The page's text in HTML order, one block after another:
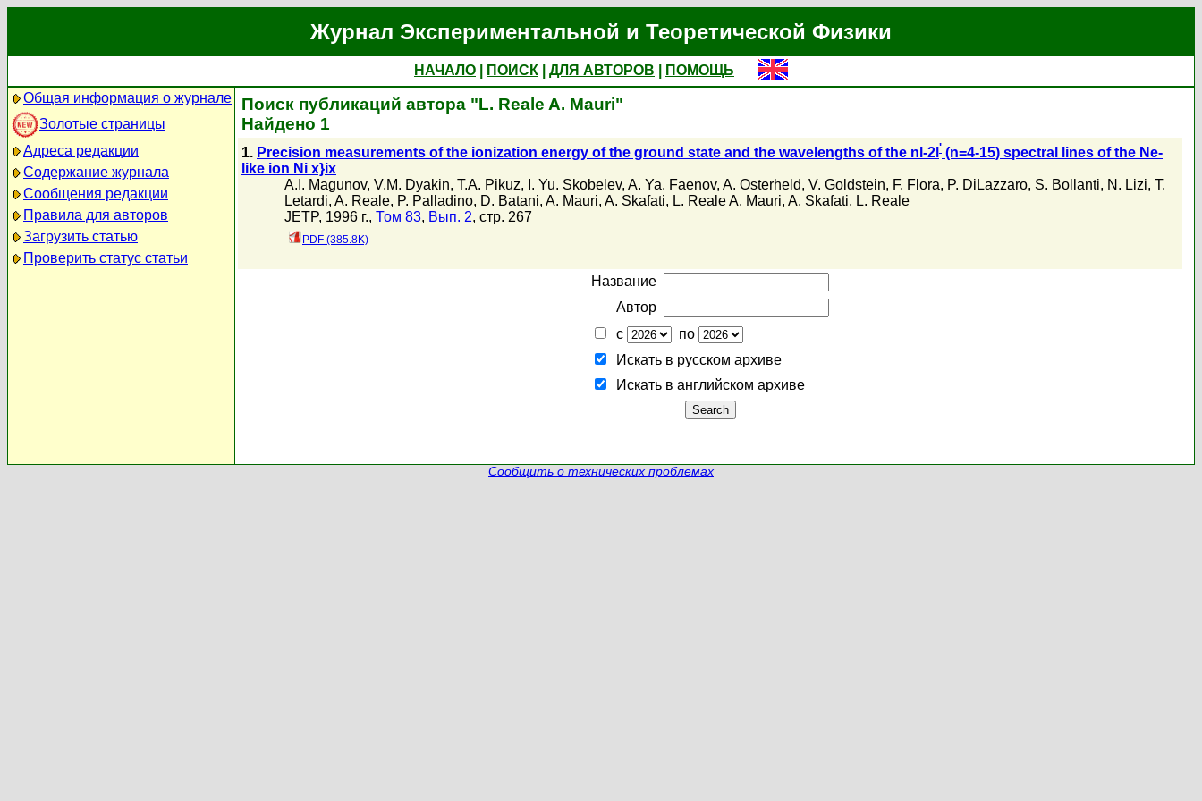
Журнал Экспериментальной и Теоретической Физики
НАЧАЛО ПОИСК ДЛЯ АВТОРОВ
ПОМОЩЬ
Общая информация о журнале
Золотые страницы
Адреса редакции
Содержание журнала
Сообщения редакции
Правила для авторов
Загрузить статью
Проверить статус статьи
Поиск публикаций автора "L. Reale A. Mauri"
Найдено 1
1. Precision measurements of the ionization energy of the ground state and the wavelengths of the nl-2l ' (n=4-15) spectral lines of the Ne-
like ion Ni x}ix
A.I. Magunov, V.M. Dyakin, T.A. Pikuz, I. Yu. Skobelev, A. Ya. Faenov, A. Osterheld, V. Goldstein, F. Flora, P. DiLazzaro, S. Bollanti, N. Lizi, T.
Letardi, A. Reale, P. Palladino, D. Batani, A. Mauri, A. Skafati, L. Reale A. Mauri, A. Skafati, L. Reale
JETP, 1996 г., Том 83, Вып. 2, стр. 267
PDF (385.8K)
Название
Автор
с
по
Искать в русском архиве
Искать в английском архиве
Сообщить о технических проблемах